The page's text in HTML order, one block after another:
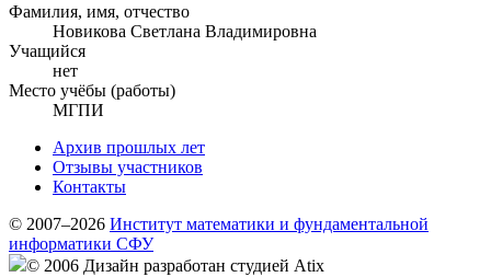
Фамилия, имя, отчество
Новикова Светлана Владимировна
Учащийся
нет
Место учёбы (работы)
МГПИ
Архив прошлых лет
Отзывы участников
Контакты
© 2007–2026 Институт математики и фундаментальной
информатики СФУ
© 2006 Дизайн разработан студией Atix